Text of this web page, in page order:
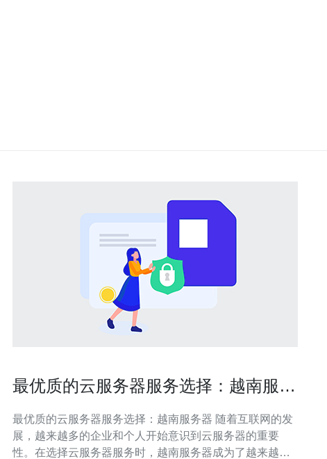
最优质的云服务器服务选择：越南服务
最优质的云服务器服务选择：越南服务器 随着互联网的发
展，越来越多的企业和个人开始意识到云服务器的重要
性。在选择云服务器服务时，越南服务器成为了越来越多